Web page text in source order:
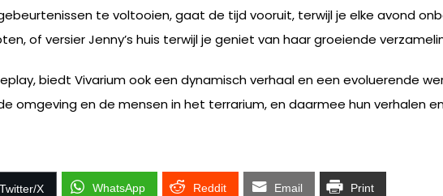
te voltooien, gaat de tijd vooruit, terwijl je elke avond
of versier Jenny’s huis terwijl je geniet van haar groeiende
biedt Vivarium ook een dynamisch verhaal en een evoluerende
omgeving en de mensen in het terrarium, en daarmee hun verhalen
Twitter/X WhatsApp Reddit Email Print